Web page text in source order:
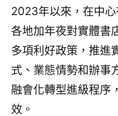
2023年以來，在中心
各地加年夜對實體書
多項利好政策，推進
式、業態情勢和辦事
融會化轉型進級程序
效。